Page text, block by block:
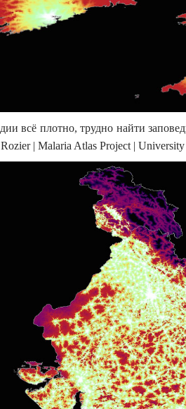
всё плотно, трудно найти
| Malaria Atlas Project |